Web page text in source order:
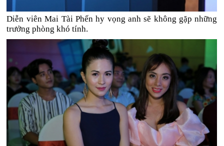
Diễn viên Mai Tài Phến hy vọng anh sẽ không gặp những
trưởng phòng khó tính.